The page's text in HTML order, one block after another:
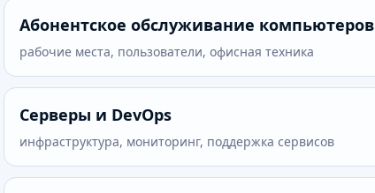
Абонентское обслуживание компьютеров
рабочие места, пользователи, офисная техника
Серверы и DevOps
инфраструктура, мониторинг, поддержка сервисов